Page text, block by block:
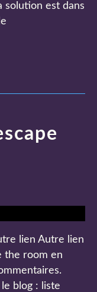
solution est dans
lien Autre lien
the room en
blog : liste